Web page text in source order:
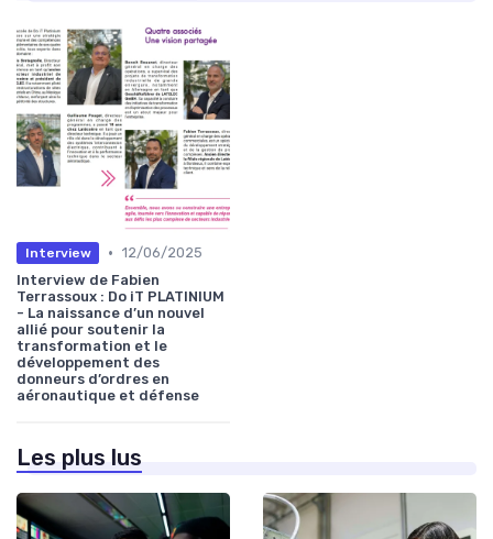
Interview • 12/06/2025
Interview de Fabien
Terrassoux : Do iT PLATINIUM
- La naissance d’un nouvel
allié pour soutenir la
transformation et le
développement des
donneurs d’ordres en
aéronautique et défense
Les plus lus